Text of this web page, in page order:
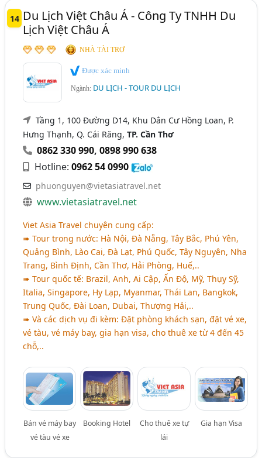
14 Du Lịch Việt Châu Á - Công Ty TNHH Du
Lịch Việt Châu Á
NHÀ TÀI TRỢ
Được xác minh
Ngành: DU LỊCH - TOUR DU LỊCH
Tầng 1, 100 Đường D14, Khu Dân Cư Hồng Loan, P.
Hưng Thạnh, Q. Cái Răng,TP. Cần Thơ
0862 330 990,0898 990 638
Hotline:0962 54 0990
phuonguyen@vietasiatravel.net
www.vietasiatravel.net
Viet Asia Travel chuyên cung cấp:
➠ Tour trong nước: Hà Nội, Đà Nẵng, Tây Bắc, Phú Yên,
Quảng Bình, Lào Cai, Đà Lạt, Phú Quốc, Tây Nguyên, Nha
Trang, Bình Định, Cần Thơ, Hải Phòng, Huế,..
➠ Tour quốc tế: Brazil, Anh, Ai Cập, Ấn Độ, Mỹ, Thụy Sỹ,
Italia, Singapore, Hy Lạp, Myanmar, Thái Lan, Bangkok,
Trung Quốc, Đài Loan, Dubai, Thượng Hải,..
➠ Và các dịch vụ đi kèm: Đặt phòng khách sạn, đặt vé xe,
vé tàu, vé máy bay, gia hạn visa, cho thuê xe từ 4 đến 45
chỗ,..
Bán vé máy bay
vé tàu vé xe
Booking Hotel
Cho thuê xe tự
lái
Gia hạn Visa